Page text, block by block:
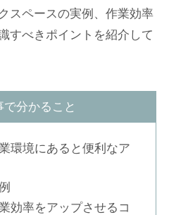
スペースの実例、作業効率
すべきポイントを紹介して
で分かること
環境にあると便利なア
効率をアップさせるコ